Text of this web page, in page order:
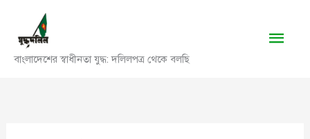
content
বাংলাদেশের স্বাধীনতা যুদ্ধ: দলিলপত্র থেকে বলছি
Main